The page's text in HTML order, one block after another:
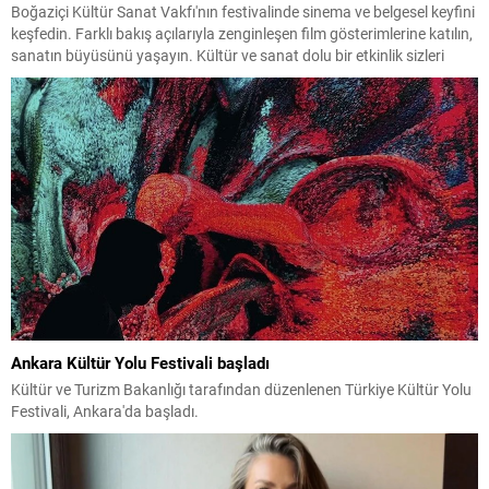
Boğaziçi Kültür Sanat Vakfı'nın festivalinde sinema ve belgesel keyfini
keşfedin. Farklı bakış açılarıyla zenginleşen film gösterimlerine katılın,
sanatın büyüsünü yaşayın. Kültür ve sanat dolu bir etkinlik sizleri
bekliyor!
Ankara Kültür Yolu Festivali başladı
Kültür ve Turizm Bakanlığı tarafından düzenlenen Türkiye Kültür Yolu
Festivali, Ankara'da başladı.